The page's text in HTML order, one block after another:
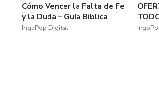
Cómo Vencer la Falta de Fe
y la Duda – Guía Bíblica
IngoPop Digital